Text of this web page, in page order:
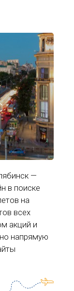
—
в поиске
на
всех
акций и
напрямую